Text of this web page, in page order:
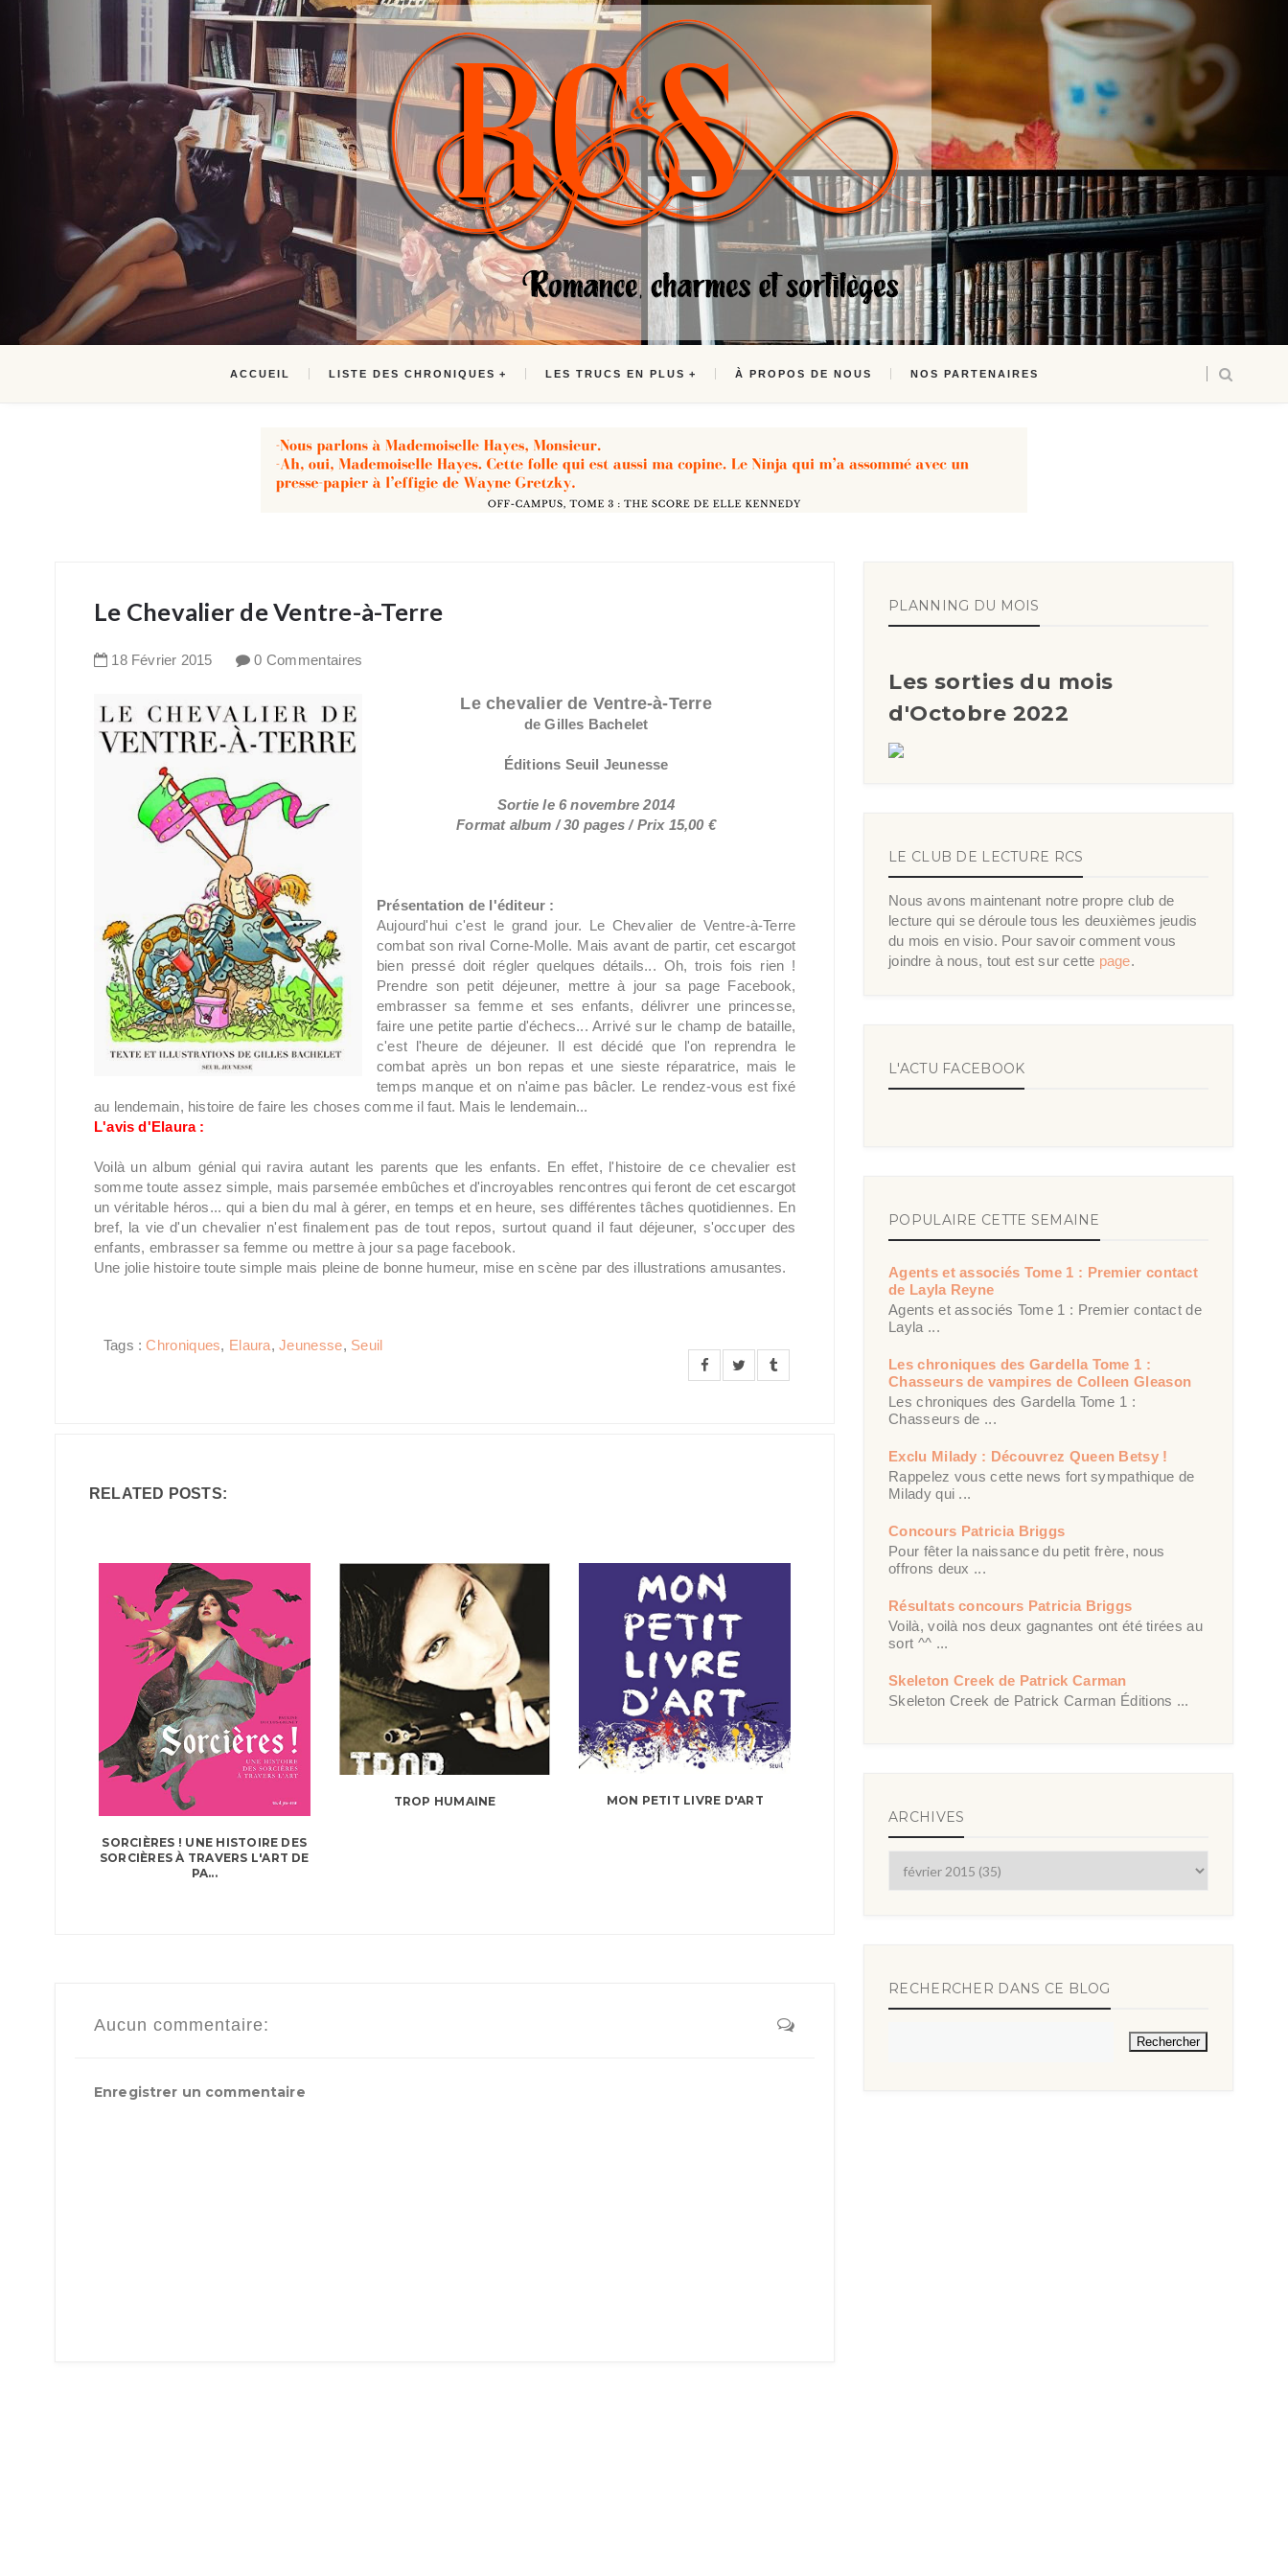
ACCUEIL LISTE DES CHRONIQUES LES TRUCS EN PLUS À PROPOS DE NOUS NOS PARTENAIRES
Le Chevalier de Ventre-à-Terre
18 Février 2015 0 Commentaires
Le chevalier de Ventre-à-Terre
de Gilles Bachelet
Éditions Seuil Jeunesse
Sortie le 6 novembre 2014
Format album / 30 pages / Prix 15,00 €
Présentation de l'éditeur :
Aujourd'hui c'est le grand jour. Le Chevalier de Ventre-à-Terre
combat son rival Corne-Molle. Mais avant de partir, cet escargot
bien pressé doit régler quelques détails... Oh, trois fois rien !
Prendre son petit déjeuner, mettre à jour sa page Facebook,
embrasser sa femme et ses enfants, délivrer une princesse,
faire une petite partie d'échecs... Arrivé sur le champ de bataille,
c'est l'heure de déjeuner. Il est décidé que l'on reprendra le
combat après un bon repas et une sieste réparatrice, mais le
temps manque et on n'aime pas bâcler. Le rendez-vous est fixé
au lendemain, histoire de faire les choses comme il faut. Mais le lendemain...
L'avis d'Elaura :
Voilà un album génial qui ravira autant les parents que les enfants. En effet, l'histoire de ce chevalier est
somme toute assez simple, mais parsemée embûches et d'incroyables rencontres qui feront de cet escargot
un véritable héros... qui a bien du mal à gérer, en temps et en heure, ses différentes tâches quotidiennes. En
bref, la vie d'un chevalier n'est finalement pas de tout repos, surtout quand il faut déjeuner, s'occuper des
enfants, embrasser sa femme ou mettre à jour sa page facebook.
Une jolie histoire toute simple mais pleine de bonne humeur, mise en scène par des illustrations amusantes.
Tags :Chroniques, Elaura,Jeunesse, Seuil
RELATED POSTS:
SORCIÈRES ! UNE HISTOIRE DES
SORCIÈRES À TRAVERS L'ART DE
PA...
TROP HUMAINE MON PETIT LIVRE D'ART
Aucun commentaire:
Enregistrer un commentaire
PLANNING DU MOIS
Les sorties du mois
d'Octobre 2022
LE CLUB DE LECTURE RCS
Nous avons maintenant notre propre club de
lecture qui se déroule tous les deuxièmes jeudis
du mois en visio. Pour savoir comment vous
joindre à nous, tout est sur cette page.
L'ACTU FACEBOOK
POPULAIRE CETTE SEMAINE
Agents et associés Tome 1 : Premier contact
de Layla Reyne
Agents et associés Tome 1 : Premier contact de
Layla ...
Les chroniques des Gardella Tome 1 :
Chasseurs de vampires de Colleen Gleason
Les chroniques des Gardella Tome 1 :
Chasseurs de ...
Exclu Milady : Découvrez Queen Betsy !
Rappelez vous cette news fort sympathique de
Milady qui ...
Concours Patricia Briggs
Pour fêter la naissance du petit frère, nous
offrons deux ...
Résultats concours Patricia Briggs
Voilà, voilà nos deux gagnantes ont été tirées au
sort ^^ ...
Skeleton Creek de Patrick Carman
Skeleton Creek de Patrick Carman Éditions ...
ARCHIVES
RECHERCHER DANS CE BLOG